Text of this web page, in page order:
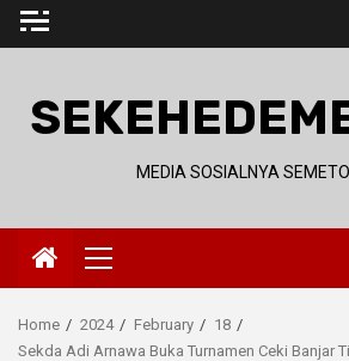
Skip
MEDIA SOSIALNYA
Primary
Menu
Home 2024 February
18
Sekda Adi Arnawa Buka Turnamen Ceki Banjar